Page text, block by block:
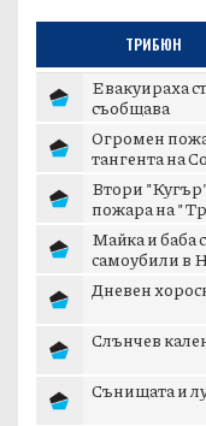
ТРИБЮН
Евакуираха
съобщава
Огромен
тангента на
Втори
пожара на
Майка и баба
самоубили в
Дневен
Слънчев
Сънищата и